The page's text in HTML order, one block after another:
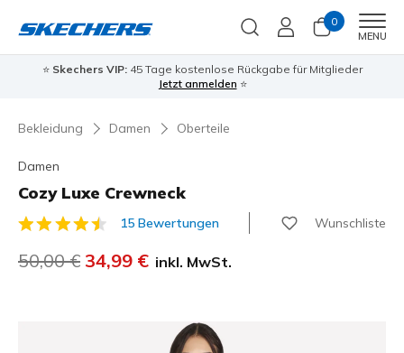
0
MENU
⭐ Skechers VIP:45 Tage kostenlose Rückgabe für Mitglieder
Jetzt anmelden ⭐
Bekleidung Damen Oberteile
Damen
Cozy Luxe Crewneck
3,7 von 5 Kundenbewertungen
15 Bewertungen Wunschliste
Reduziert von
50,00 € auf
34,99 € inkl. MwSt.